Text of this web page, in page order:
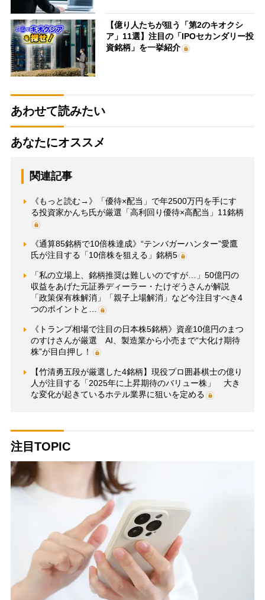
【億り人たちが狙う「第2のキオクシ
ア」11選】注目の「IPOセカンダリー投
資銘柄」を一挙紹介
あわせて読みたい
あなたにオススメ
関連記事
《もっと読む→》「優待×配当」で年2500万円を手にす
る投資家かんち氏が厳選「高利回り優待×高配当」11銘柄
《通算85銘柄で10倍株達成》“テンバガーハンター”愛鷹
氏が注目する「10倍株を狙える」銘柄5
「私の立場上、銘柄推奨は難しいのですが…」50億円の
収益をあげた元証券ディーラー・たけぞうさんが解説
「政策保有株解消」「親子上場解消」など今注目すべき4
つのポイントと…
《トランプ相場で注目の日本株5銘柄》資産10億円のまつ
のすけさんが厳選 AI、製造業から小売まで“大化け期待
株”が目白押し！
【竹清勇五段が厳選した4銘柄】現役プロ囲碁棋士の億り
人が注目する「2025年に上昇期待のバリュー株」 大き
な変化が起きているホテル業界に狙いを定める
注目TOPIC